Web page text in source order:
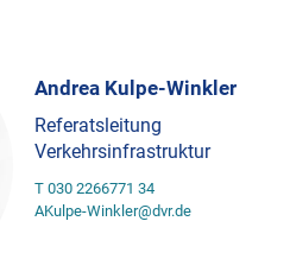
Andrea Kulpe-Winkler
Referatsleitung
Verkehrsinfrastruktur
T 030 2266771 34
AKulpe-Winkler@dvr.de